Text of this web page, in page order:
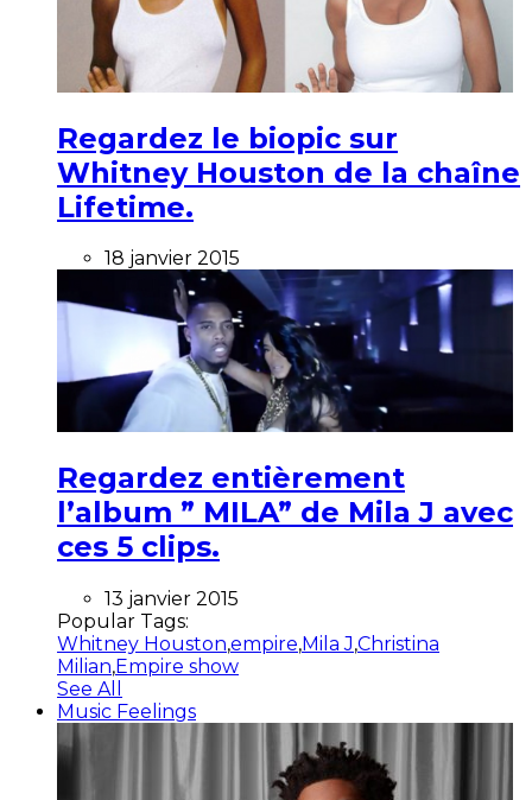
Regardez le biopic sur
Whitney Houston de la chaîne
Lifetime.
18 janvier 2015
Regardez entièrement
l’album ” MILA” de Mila J avec
ces 5 clips.
13 janvier 2015
Popular Tags:
Whitney Houston,empire,Mila J,Christina
Milian,Empire show
See All
Music Feelings